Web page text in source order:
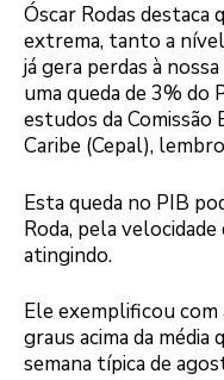
Óscar Rodas destaca
extrema, tanto a
já gera perdas à
uma queda de 3% do
estudos da Comissão
Caribe (Cepal),
Esta queda no PIB
Roda, pela
atingindo.
Ele exemplificou
graus acima da
semana típica de